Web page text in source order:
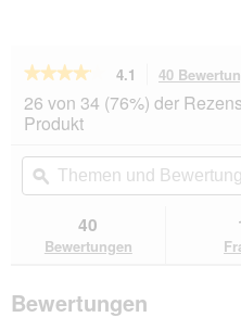
★★★★★
★★★★★
von
5
lesen
für
Senior
Paté
g
4.1 40
26 von 34 (76%) der
Produkt
Themen
und
Bewertungen
ϙ
40
Bewertungen
Bewertungen